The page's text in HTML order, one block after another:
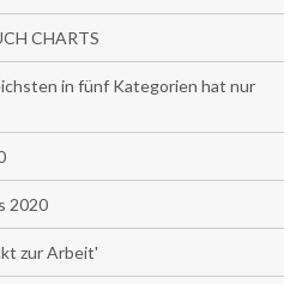
CHARTS
in fünf Kategorien hat nur
2020
zur Arbeit'